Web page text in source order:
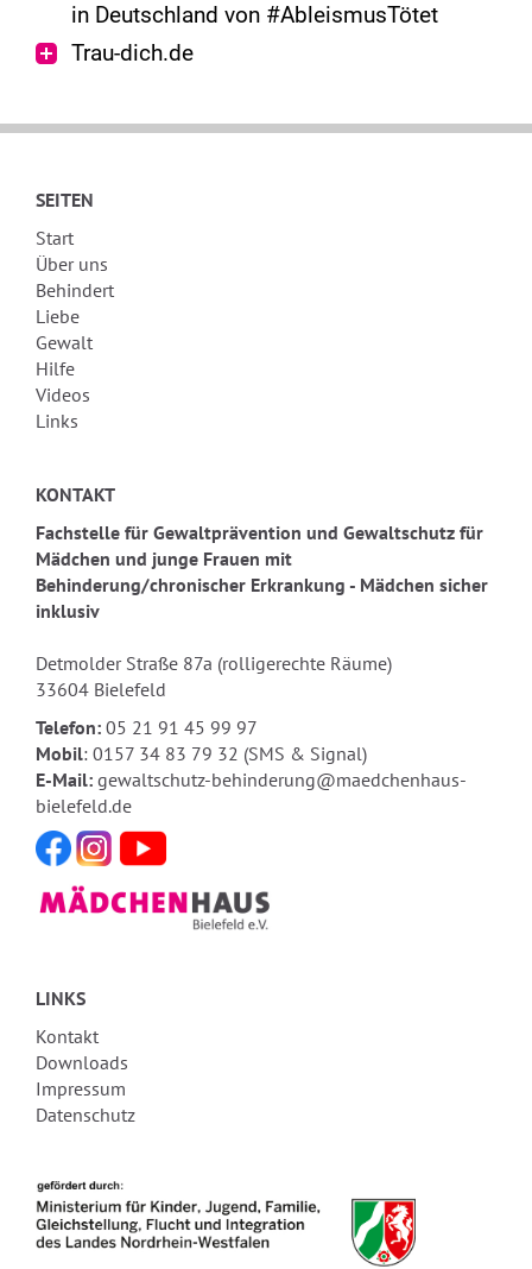
in Deutschland von #AbleismusTötet
Trau-dich.de
SEITEN
Start
Über uns
Behindert
Liebe
Gewalt
Hilfe
Videos
Links
KONTAKT
Fachstelle für Gewaltprävention und Gewaltschutz für
Mädchen und junge Frauen mit
Behinderung/chronischer Erkrankung - Mädchen sicher
inklusiv
Detmolder Straße 87a (rolligerechte Räume)
33604 Bielefeld
Telefon: 05 21 91 45 99 97
Mobil: 0157 34 83 79 32 (SMS & Signal)
E-Mail: gewaltschutz-behinderung@maedchenhaus-
bielefeld.de
LINKS
Kontakt
Downloads
Impressum
Datenschutz